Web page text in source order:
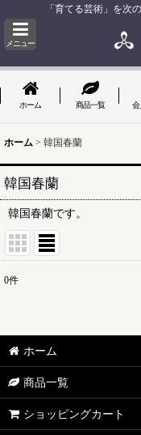
「育てる芸術」を
メニュー
ホーム 商品一覧 会
ホーム > 韓国春蘭
韓国春蘭
韓国春蘭です。
並び順:
0件
ホーム
商品一覧
ショッピングカート